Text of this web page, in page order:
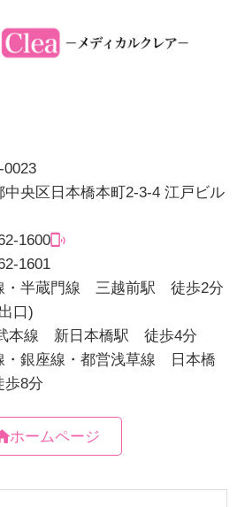
0023
中央区日本橋本町2-3-4 江戸ビル
1600
1601
・半蔵門線 三越前駅 徒歩2分
口)
本線 新日本橋駅 徒歩4分
・銀座線・都営浅草線 日本橋
8分
ホームページ